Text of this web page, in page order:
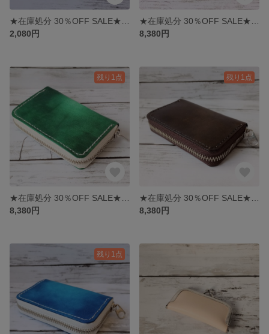
2,080円
8,380円
残り1点
8,380円
残り1点
8,380円
残り1点